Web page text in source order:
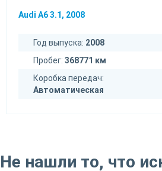
Audi A6 3.1, 2008
Год выпуска: 2008
Пробег: 368771 км
Коробка передач:
Автоматическая
Не нашли то, что